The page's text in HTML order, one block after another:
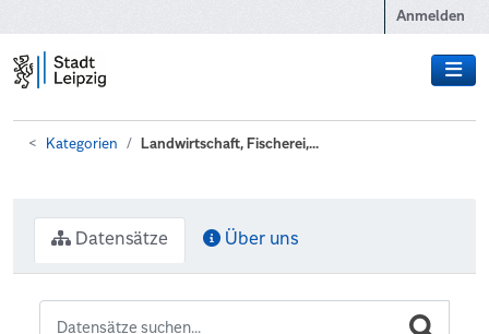
Anmelden
Kategorien Landwirtschaft, Fischerei,...
Datensätze Über uns